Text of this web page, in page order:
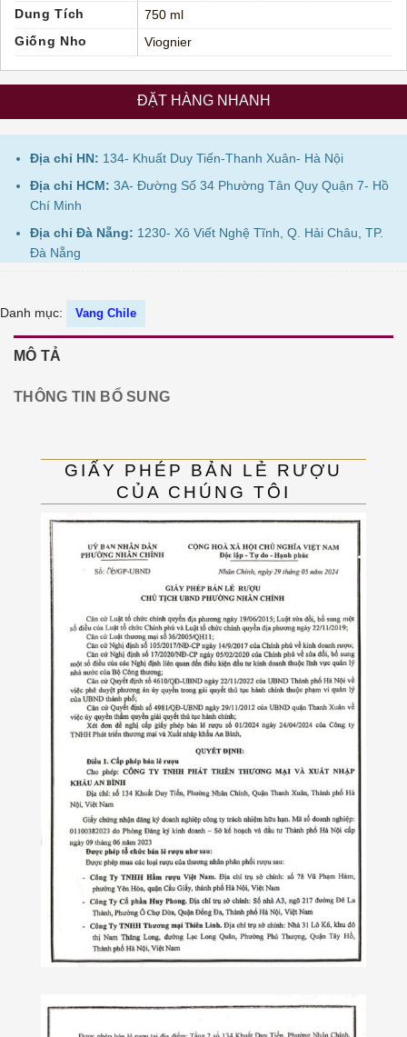
Dung Tích
750 ml
Giống Nho
Viognier
ĐẶT HÀNG NHANH
Địa chỉ HN: 134- Khuất Duy Tiến-Thanh Xuân- Hà Nội
Địa chỉ HCM: 3A- Đường Số 34 Phường Tân Quy Quận 7- Hồ
Chí Minh
Địa chỉ Đà Nẵng: 1230- Xô Viết Nghệ Tĩnh, Q. Hải Châu, TP.
Đà Nẵng
Danh mục: Vang Chile
MÔ TẢ
THÔNG TIN BỔ SUNG
GIẤY PHÉP BẢN LẺ RƯỢU
CỦA CHÚNG TÔI